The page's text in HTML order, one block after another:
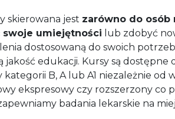
skierowana jest zarówno do osób
swoje umiejętności lub zdobyć
dostosowaną do swoich
jakość edukacji. Kursy są
B, A lub A1 niezależnie
ekspresowy czy rozszerzony
badania lekarskie na